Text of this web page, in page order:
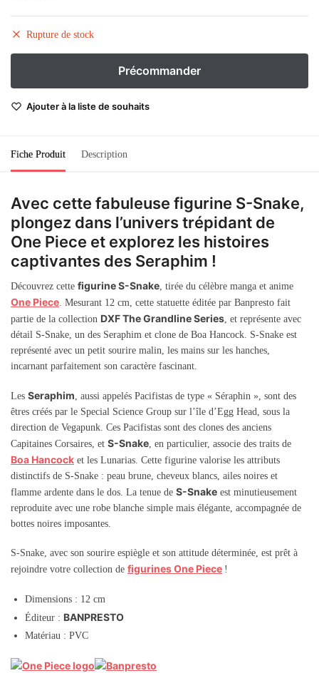
Rupture de stock
Ajouter à la liste de souhaits
Fiche Produit Description
Avec cette fabuleuse figurine S-Snake,
plongez dans l’univers trépidant de
One Piece et explorez les histoires
captivantes des Seraphim !
Découvrez cette figurine S-Snake , tirée du célèbre manga et anime
One Piece . Mesurant 12 cm, cette statuette éditée par Banpresto fait
partie de la collection DXF The Grandline Series , et représente avec
détail S-Snake, un des Seraphim et clone de Boa Hancock. S-Snake est
représenté avec un petit sourire malin, les mains sur les hanches,
incarnant parfaitement son caractère fascinant.
Les Seraphim, aussi appelés Pacifistas de type « Séraphin », sont des
êtres créés par le Special Science Group sur l’île d’Egg Head, sous la
direction de Vegapunk. Ces Pacifistas sont des clones des anciens
Capitaines Corsaires, et S-Snake, en particulier, associe des traits de
Boa Hancock et les Lunarias. Cette figurine valorise les attributs
distinctifs de S-Snake : peau brune, cheveux blancs, ailes noires et
flamme ardente dans le dos. La tenue de S-Snake est minutieusement
reproduite avec une robe blanche simple mais élégante, accompagnée de
bottes noires imposantes.
S-Snake, avec son sourire espiègle et son attitude déterminée, est prêt à
rejoindre votre collection de figurines One Piece !
Dimensions : 12 cm
Éditeur : BANPRESTO
Matériau : PVC